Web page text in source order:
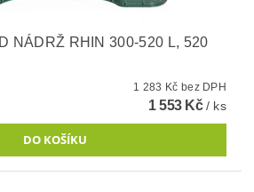
NÁDRŽ RHIN 300-520 L, 520
1 283 Kč bez DPH
1 553 Kč/ ks